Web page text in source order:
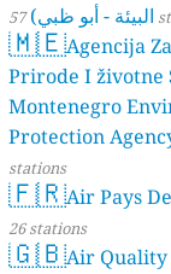
البيئة - أبو ظبي)
🇲🇪Agencija
Prirode I životne
Montenegro
Protection
stations
🇫🇷Air Pays
26 stations
🇬🇧Air Quality